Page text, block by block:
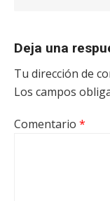
Deja una
Tu dirección de
Los campos
Comentario *